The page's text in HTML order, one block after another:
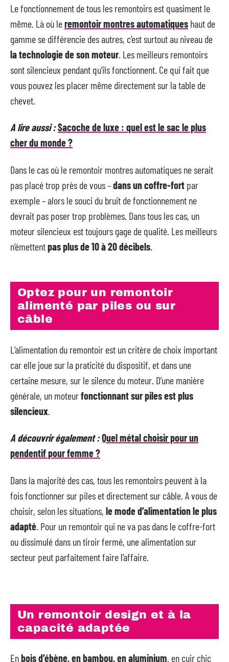
Le fonctionnement de tous les remontoirs est quasiment le
même. Là où leremontoir montres automatiques haut de
gamme se différencie des autres, c’est surtout au niveau de
la technologie de son moteur. Les meilleurs remontoirs
sont silencieux pendant qu’ils fonctionnent. Ce qui fait que
vous pouvez les placer même directement sur la table de
chevet.
A lire aussi :Sacoche de luxe : quel est le sac le plus
cher du monde ?
Dans le cas où le remontoir montres automatiques ne serait
pas placé trop près de vous –dans un coffre-fort par
exemple – alors le souci du bruit de fonctionnement ne
devrait pas poser trop problèmes. Dans tous les cas, un
moteur silencieux est toujours gage de qualité. Les meilleurs
n’émettentpas plus de 10 à 20 décibels
Optez pour un remontoir
alimenté par piles ou sur
câble
L’alimentation du remontoir est un critère de choix important
car elle joue sur la praticité du dispositif, et dans une
certaine mesure, sur le silence du moteur. D’une manière
générale, un moteurfonctionnant sur piles est plus
silencieux
A découvrir également :Quel métal choisir pour un
pendentif pour femme ?
Dans la majorité des cas, tous les remontoirs peuvent à la
fois fonctionner sur piles et directement sur câble. A vous de
choisir, selon les situations, le mode d’alimentation le plus
adapté . Pour un remontoir qui ne va pas dans le coffre-fort
ou dissimulé dans un tiroir fermé, une alimentation sur
secteur peut parfaitement faire l’affaire.
Un remontoir design et à la
capacité adaptée
Enbois d’ébène, en bambou, en aluminium, en cuir chic